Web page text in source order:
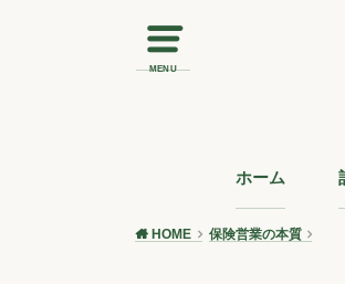
MENU
ホーム
HOME 保険営業の本質